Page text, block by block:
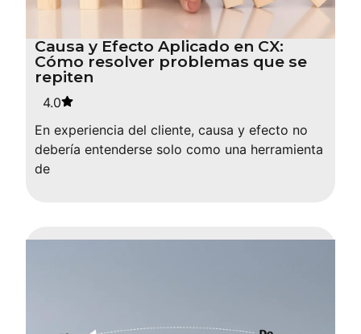
Causa y Efecto Aplicado en CX:
Cómo resolver problemas que se
repiten
4.0
En experiencia del cliente, causa y efecto no
debería entenderse solo como una herramienta
de